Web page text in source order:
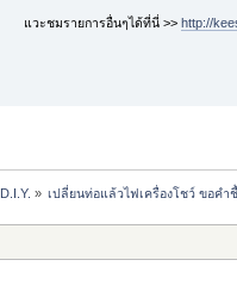
แวะชมรายการอื่นๆได้ที่นี่ >> http://
D.I.Y. » เปลี่ยนท่อแล้วไฟเครื่องโชว์ ขอค